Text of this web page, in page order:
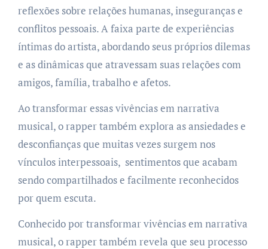
reflexões sobre relações humanas, inseguranças e
conflitos pessoais. A faixa parte de experiências
íntimas do artista, abordando seus próprios dilemas
e as dinâmicas que atravessam suas relações com
amigos, família, trabalho e afetos.
Ao transformar essas vivências em narrativa
musical, o rapper também explora as ansiedades e
desconfianças que muitas vezes surgem nos
vínculos interpessoais, sentimentos que acabam
sendo compartilhados e facilmente reconhecidos
por quem escuta.
Conhecido por transformar vivências em narrativa
musical, o rapper também revela que seu processo